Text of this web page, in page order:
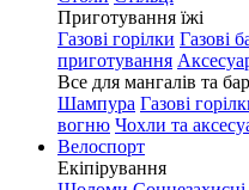
Приготування їжі
Газові горілки Газові
приготування
Все для мангалів та
Шампура Газові
вогню Чохли та
Велоспорт
Екіпірування